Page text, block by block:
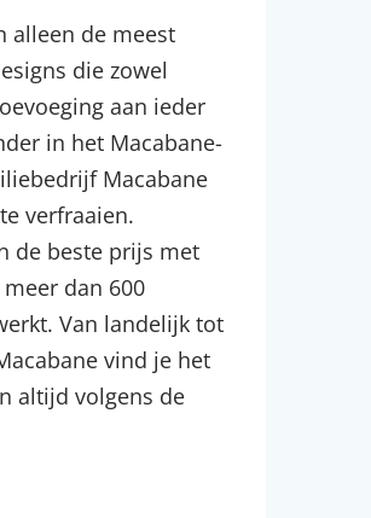
alleen de meest
die zowel
aan ieder
in het Macabane-
Macabane
verfraaien.
de beste prijs met
dan 600
Van landelijk tot
vind je het
altijd volgens de